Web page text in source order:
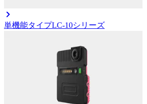
単機能タイプLC-10シリーズ